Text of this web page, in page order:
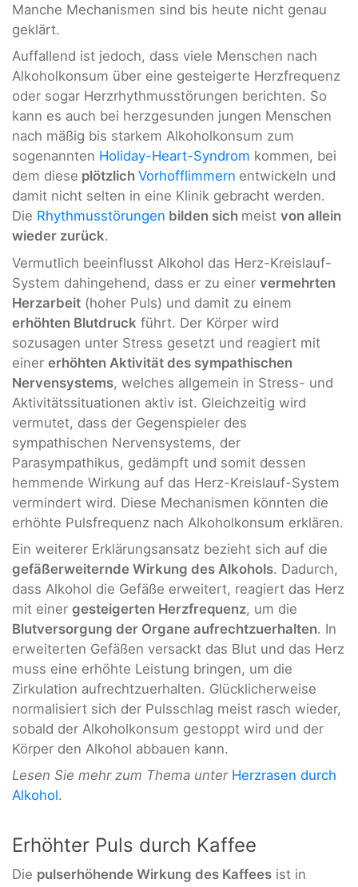
Manche Mechanismen sind bis heute nicht genau
geklärt.
Auffallend ist jedoch, dass viele Menschen nach
Alkoholkonsum über eine gesteigerte Herzfrequenz
oder sogar Herzrhythmusstörungen berichten. So
kann es auch bei herzgesunden jungen Menschen
nach mäßig bis starkem Alkoholkonsum zum
sogenannten Holiday-Heart-Syndrom kommen, bei
dem diese plötzlich Vorhofflimmern entwickeln und
damit nicht selten in eine Klinik gebracht werden.
Die Rhythmusstörungen bilden sich meist von allein
wieder zurück.
Vermutlich beeinflusst Alkohol das Herz-Kreislauf-
System dahingehend, dass er zu einer vermehrten
Herzarbeit (hoher Puls) und damit zu einem
erhöhten Blutdruck führt. Der Körper wird
sozusagen unter Stress gesetzt und reagiert mit
einer erhöhten Aktivität des sympathischen
Nervensystems, welches allgemein in Stress- und
Aktivitätssituationen aktiv ist. Gleichzeitig wird
vermutet, dass der Gegenspieler des
sympathischen Nervensystems, der
Parasympathikus, gedämpft und somit dessen
hemmende Wirkung auf das Herz-Kreislauf-System
vermindert wird. Diese Mechanismen könnten die
erhöhte Pulsfrequenz nach Alkoholkonsum erklären.
Ein weiterer Erklärungsansatz bezieht sich auf die
gefäßerweiternde Wirkung des Alkohols. Dadurch,
dass Alkohol die Gefäße erweitert, reagiert das Herz
mit einer gesteigerten Herzfrequenz, um die
Blutversorgung der Organe aufrechtzuerhalten. In
erweiterten Gefäßen versackt das Blut und das Herz
muss eine erhöhte Leistung bringen, um die
Zirkulation aufrechtzuerhalten. Glücklicherweise
normalisiert sich der Pulsschlag meist rasch wieder,
sobald der Alkoholkonsum gestoppt wird und der
Körper den Alkohol abbauen kann.
Lesen Sie mehr zum Thema unter Herzrasen durch
Alkohol.
Erhöhter Puls durch Kaffee
Die pulserhöhende Wirkung des Kaffees ist in